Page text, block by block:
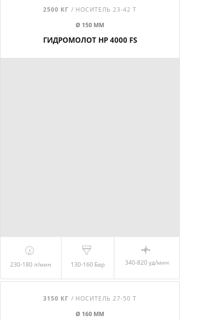
2500 КГ / НОСИТЕЛЬ 23-42 Т
Ø 150 ММ
ГИДРОМОЛОТ HP 4000 FS
230-180л/мин 130-160 Бар 340-820 уд/мин
3150 КГ / НОСИТЕЛЬ 27-50 Т
Ø 160 ММ